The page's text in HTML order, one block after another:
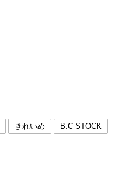
きれいめ B.C STOCK